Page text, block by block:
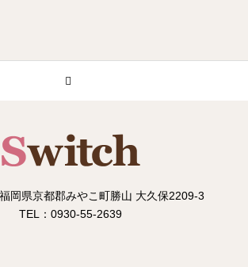
岡県京都郡みやこ町勝山 大久保2209-3
TEL：0930-55-2639